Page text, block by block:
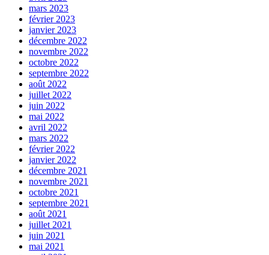
mars 2023
février 2023
janvier 2023
décembre 2022
novembre 2022
octobre 2022
septembre 2022
août 2022
juillet 2022
juin 2022
mai 2022
avril 2022
mars 2022
février 2022
janvier 2022
décembre 2021
novembre 2021
octobre 2021
septembre 2021
août 2021
juillet 2021
juin 2021
mai 2021